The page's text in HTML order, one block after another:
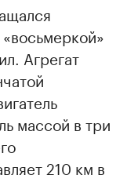
Агрегат
массой в три
210 км в